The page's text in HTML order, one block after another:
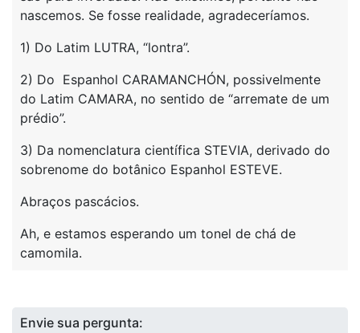
nascemos. Se fosse realidade, agradeceríamos.
1) Do Latim LUTRA, “lontra”.
2) Do Espanhol CARAMANCHÓN, possivelmente
do Latim CAMARA, no sentido de “arremate de um
prédio”.
3) Da nomenclatura científica STEVIA, derivado do
sobrenome do botânico Espanhol ESTEVE.
Abraços pascácios.
Ah, e estamos esperando um tonel de chá de
camomila.
Envie sua pergunta: